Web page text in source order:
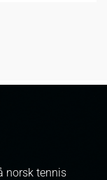
norsk tennis